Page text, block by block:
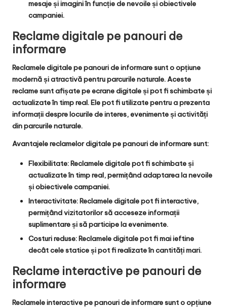
mesaje și imagini în funcție de nevoile și obiectivele
campaniei.
Reclame digitale pe panouri de
informare
Reclamele digitale pe panouri de informare sunt o opțiune
modernă și atractivă pentru parcurile naturale. Aceste
reclame sunt afișate pe ecrane digitale și pot fi schimbate și
actualizate în timp real. Ele pot fi utilizate pentru a prezenta
informații despre locurile de interes, evenimente și activități
din parcurile naturale.
Avantajele reclamelor digitale pe panouri de informare sunt:
Flexibilitate: Reclamele digitale pot fi schimbate și
actualizate în timp real, permițând adaptarea la nevoile
și obiectivele campaniei.
Interactivitate: Reclamele digitale pot fi interactive,
permițând vizitatorilor să acceseze informații
suplimentare și să participe la evenimente.
Costuri reduse: Reclamele digitale pot fi mai ieftine
decât cele statice și pot fi realizate în cantități mari.
Reclame interactive pe panouri de
informare
Reclamele interactive pe panouri de informare sunt o opțiune